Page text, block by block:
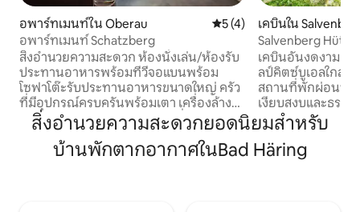
อพาร์ทเมนท์ใน Oberau คะแนนเฉลี่ย 5 จาก 5, 4 รีวิว
5 (4)
อพาร์ทเมนท์ Schatzberg
สิ่งอำนวยความสะดวก ห้องนั่งเล่น/ห้องรับ
ประทานอาหารพร้อมทีวีจอแบนพร้อม
โซฟาโต๊ะรับประทานอาหารขนาดใหญ่ ครัว
ที่มีอุปกรณ์ครบครันพร้อมเตา เครื่องล้าง
จาน ตู้เย็นพร้อมช่องแช่แข็ง เครื่องชงกาแฟ
(แบบกรองและแบบแผ่น) กาต้มน้ำ อุปกรณ์
ทำอาหารและรับประทานอาหาร ฯลฯ เครื่อง
เคบินใน
Salvenberg
ธรรมชาติในไทโรล
เคบินอันงดงามของ
ลป์คิตซ์บูเอลใกล้กั
สถานที่พักผ่อนที่ส
เงียบสงบและธรร
ด้วยป่าและทุ่งหญ้
การพักผ่อนอย่างเ
ชีวิตประจำวัน ไม่
ปั่นจักรยาน หรือ
สิ่งอำนวยความสะดวกยอดนิยมสำหรับ
บ้านพักตากอากาศในBad Häring